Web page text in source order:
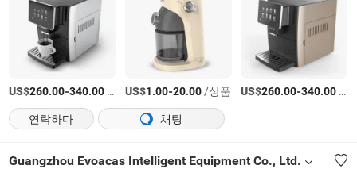
US$260.00-340.00 US$1.00-20.00/상품 US$260.00-340.00
연락하다
채팅
Guangzhou Evoacas Intelligent Equipment Co., Ltd.